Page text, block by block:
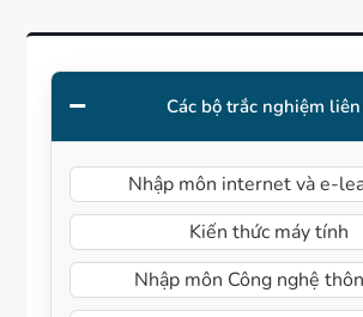
Các bộ trắc nghiệm
Nhập môn internet và e-
Kiến thức máy tính
Nhập môn Công nghệ